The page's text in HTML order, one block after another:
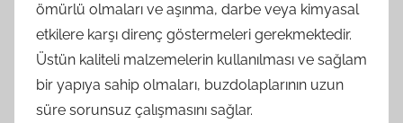
ömürlü olmaları ve aşınma, darbe veya kimyasal
etkilere karşı direnç göstermeleri gerekmektedir.
Üstün kaliteli malzemelerin kullanılması ve sağlam
bir yapıya sahip olmaları, buzdolaplarının uzun
süre sorunsuz çalışmasını sağlar.